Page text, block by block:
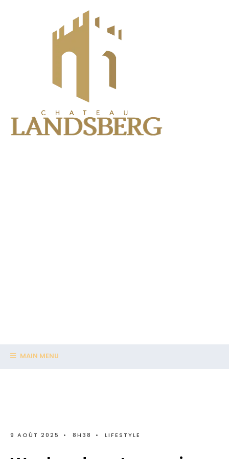
MAIN MENU
9 AOÛT 2025 • 8H38 • LIFESTYLE